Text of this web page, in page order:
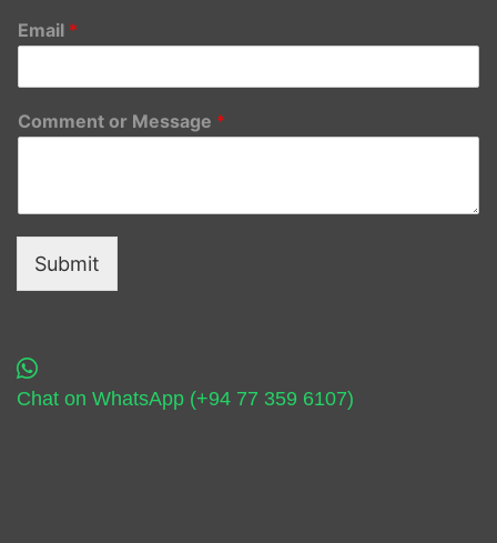
Email *
Comment or Message *
Submit
Chat on WhatsApp (+94 77 359 6107)